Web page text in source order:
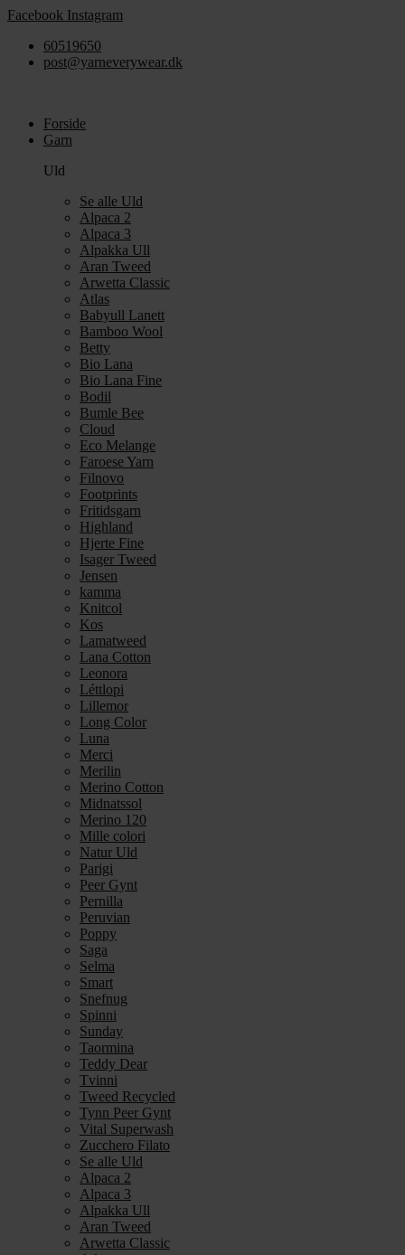
Videre
indhold
Facebook Instagram
60519650
post@yarneverywear.dk
Forside
Garn
Uld
Se alle Uld
Alpaca 2
Alpaca 3
Alpakka Ull
Aran Tweed
Arwetta Classic
Atlas
Babyull Lanett
Bamboo Wool
Betty
Bio Lana
Bio Lana Fine
Bodil
Bumle Bee
Cloud
Eco Melange
Faroese Yarn
Filnovo
Footprints
Fritidsgarn
Highland
Hjerte Fine
Isager Tweed
Jensen
kamma
Knitcol
Kos
Lamatweed
Lana Cotton
Leonora
Léttlopi
Lillemor
Long Color
Luna
Merci
Merilin
Merino Cotton
Midnatssol
Merino 120
Mille colori
Natur Uld
Parigi
Peer Gynt
Pernilla
Peruvian
Poppy
Saga
Selma
Smart
Snefnug
Spinni
Sunday
Taormina
Teddy Dear
Tvinni
Tweed Recycled
Tynn Peer Gynt
Vital Superwash
Zucchero Filato
Se alle Uld
Alpaca 2
Alpaca 3
Alpakka Ull
Aran Tweed
Arwetta Classic